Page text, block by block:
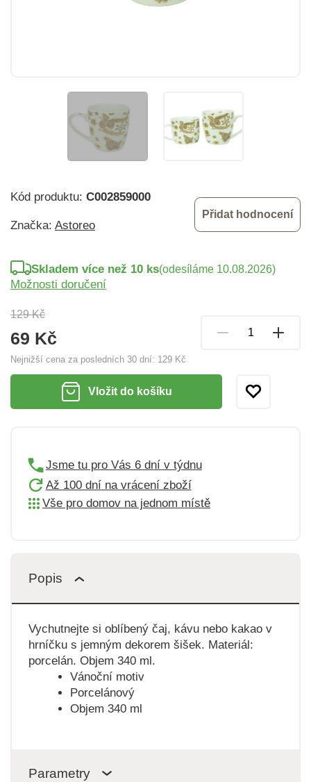
Kód produktu: C002859000
Značka: Astoreo
Přidat hodnocení
129 Kč
69 Kč
Nejnižší cena za posledních 30 dní: 129 Kč
Skladem více než 10 ks(odesíláme 10.08.2026)
Možnosti doručení
Vložit do košíku
Jsme tu pro Vás 6 dní v týdnu
Až 100 dní na vrácení zboží
Vše pro domov na jednom místě
Popis
Vychutnejte si oblíbený čaj, kávu nebo kakao v
hrníčku s jemným dekorem šišek. Materiál:
porcelán. Objem 340 ml.
Vánoční motiv
Porcelánový
Objem 340 ml
Parametry